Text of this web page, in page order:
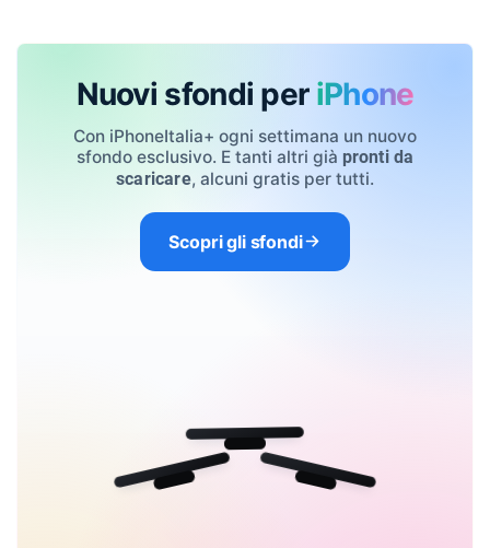
Nuovi sfondi per iPhone
Con iPhoneItalia+ ogni settimana un nuovo
sfondo esclusivo. E tanti altri già pronti da
scaricare, alcuni gratis per tutti.
Scopri gli sfondi